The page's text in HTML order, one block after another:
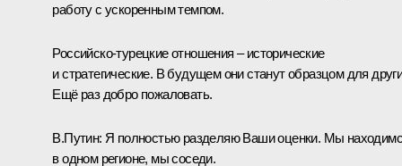
работу с ускоренным темпом.
Российско-турецкие отношения – исторические
и стратегические. В будущем они станут образцом для
Ещё раз добро пожаловать.
В.Путин: Я полностью разделяю Ваши оценки. Мы
в одном регионе, мы соседи.